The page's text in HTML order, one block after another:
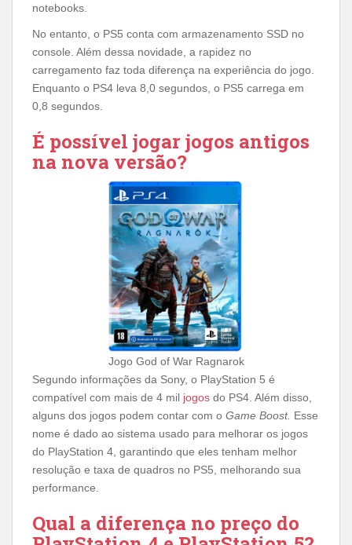
notebooks.
No entanto, o PS5 conta com armazenamento SSD no
console. Além dessa novidade, a rapidez no
carregamento faz toda diferença na experiência do jogo.
Enquanto o PS4 leva 8,0 segundos, o PS5 carrega em
0,8 segundos.
É possível jogar jogos antigos
na nova versão?
Jogo God of War Ragnarok
Segundo informações da Sony, o PlayStation 5 é
compatível com mais de 4 mil jogos do PS4. Além disso,
alguns dos jogos podem contar com o Game Boost. Esse
nome é dado ao sistema usado para melhorar os jogos
do PlayStation 4, garantindo que eles tenham melhor
resolução e taxa de quadros no PS5, melhorando sua
performance.
Qual a diferença no preço do